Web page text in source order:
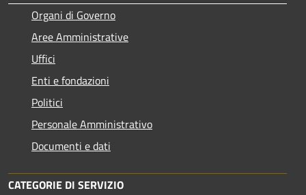
Organi di Governo
Aree Amministrative
Uffici
Enti e fondazioni
Politici
Personale Amministrativo
Documenti e dati
CATEGORIE DI SERVIZIO